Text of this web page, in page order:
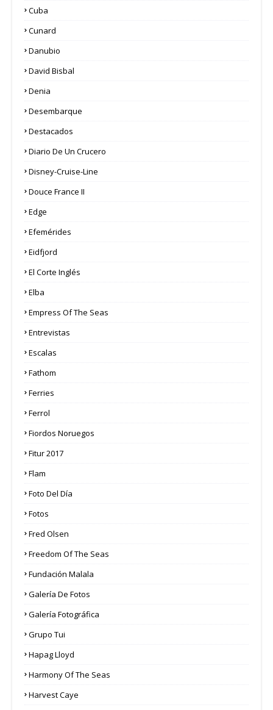
Cuba
Cunard
Danubio
David Bisbal
Denia
Desembarque
Destacados
Diario De Un Crucero
Disney-Cruise-Line
Douce France II
Edge
Efemérides
Eidfjord
El Corte Inglés
Elba
Empress Of The Seas
Entrevistas
Escalas
Fathom
Ferries
Ferrol
Fiordos Noruegos
Fitur 2017
Flam
Foto Del Día
Fotos
Fred Olsen
Freedom Of The Seas
Fundación Malala
Galería De Fotos
Galería Fotográfica
Grupo Tui
Hapag Lloyd
Harmony Of The Seas
Harvest Caye